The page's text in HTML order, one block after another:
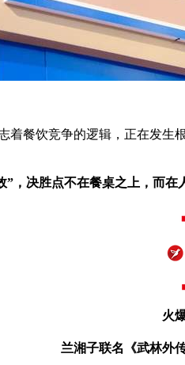
餐饮竞争的逻辑，正在发生
，决胜点不在餐桌之上，而在
火
兰湘子联名《武林外